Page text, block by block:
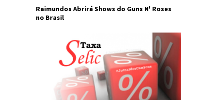
Raimundos Abrirá Shows do Guns N' Roses
no Brasil